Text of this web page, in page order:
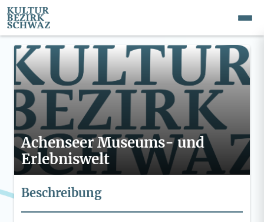
Achenseer Museums- und
Erlebniswelt
Beschreibung